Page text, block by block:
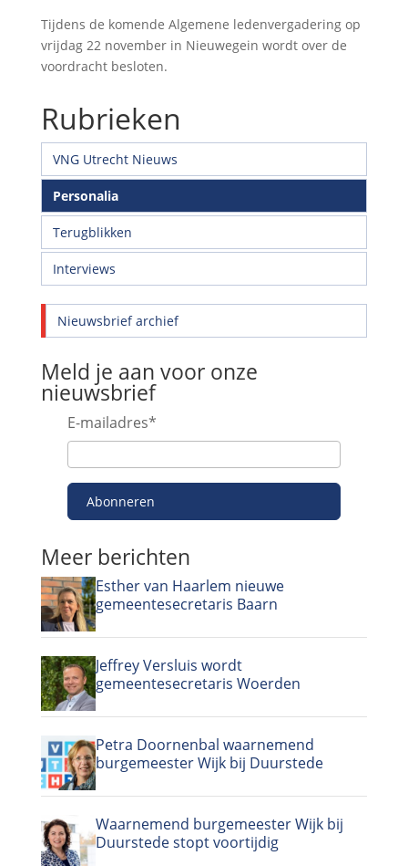
Tijdens de komende Algemene ledenvergadering op
vrijdag 22 november in Nieuwegein wordt over de
voordracht besloten.
Rubrieken
VNG Utrecht Nieuws
Personalia
Terugblikken
Interviews
Nieuwsbrief archief
Meld je aan voor onze
nieuwsbrief
E-mailadres*
Abonneren
Meer berichten
Esther van Haarlem nieuwe
gemeentesecretaris Baarn
Jeffrey Versluis wordt
gemeentesecretaris Woerden
Petra Doornenbal waarnemend
burgemeester Wijk bij Duurstede
Waarnemend burgemeester Wijk bij
Duurstede stopt voortijdig